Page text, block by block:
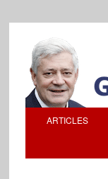
ARTICLES